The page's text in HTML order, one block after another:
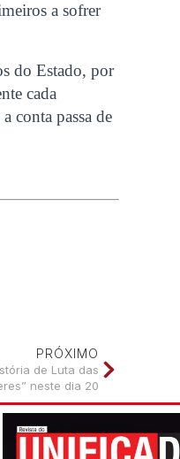
a sofrer
do Estado, por
cada
conta passa de
PRÓXIMO
de Luta das
neste dia 20